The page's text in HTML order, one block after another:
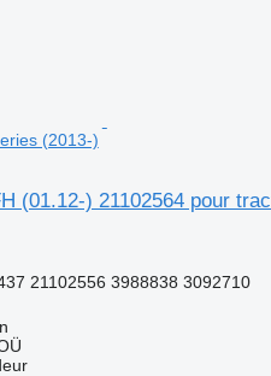
(2013-)
(01.12-) 21102564 pour
21102556 3988838 3092710